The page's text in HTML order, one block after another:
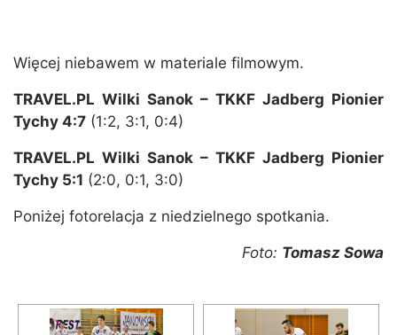
Więcej niebawem w materiale filmowym.
TRAVEL.PL Wilki Sanok – TKKF Jadberg Pionier
Tychy 4:7 (1:2, 3:1, 0:4)
TRAVEL.PL Wilki Sanok – TKKF Jadberg Pionier
Tychy 5:1 (2:0, 0:1, 3:0)
Poniżej fotorelacja z niedzielnego spotkania.
Foto: Tomasz Sowa